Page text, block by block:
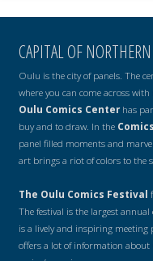
CAPITAL OF
Oulu is the city of panels. The
where you can come across
Oulu Comics Centerhas
buy and to draw. In the
panel filled moments and
art brings a riot of colors to the
The Oulu Comics Festival
The festival is the largest
is a lively and inspiring meeting
offers a lot of information about